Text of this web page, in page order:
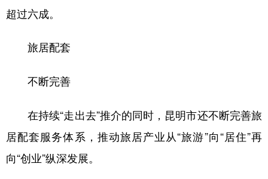
超过六成。
旅居配套
不断完善
在持续“走出去”推介的同时，昆明市还不断完善旅
居配套服务体系，推动旅居产业从“旅游”向“居住”再
向“创业”纵深发展。